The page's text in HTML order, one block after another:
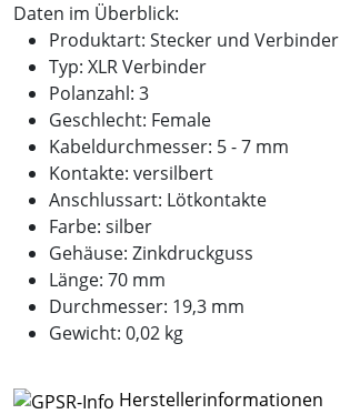
Daten im Überblick:
Produktart: Stecker und Verbinder
Typ: XLR Verbinder
Polanzahl: 3
Geschlecht: Female
Kabeldurchmesser: 5 - 7 mm
Kontakte: versilbert
Anschlussart: Lötkontakte
Farbe: silber
Gehäuse: Zinkdruckguss
Länge: 70 mm
Durchmesser: 19,3 mm
Gewicht: 0,02 kg
Herstellerinformationen